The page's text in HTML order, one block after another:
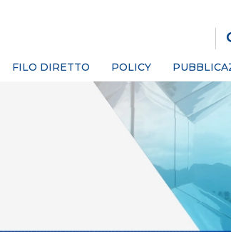
FILO DIRETTO POLICY